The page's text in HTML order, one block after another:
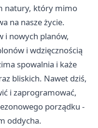
natury, który mimo
na nasze życie.
i nowych planów,
i wdzięcznością
spowalnia i każe
bliskich. Nawet dziś,
i zaprogramować,
porządku -
oddycha.